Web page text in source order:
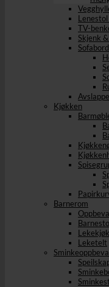
TV-
Skjenk
Kjøkken
Barnerom
Leketelt